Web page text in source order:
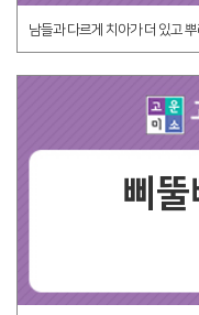
남들과 다르게 치아가 더 있고 뿌
삐